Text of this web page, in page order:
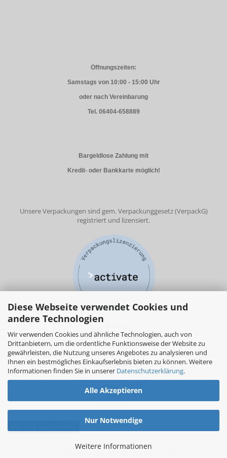
Diese Webseite verwendet Cookies und
andere Technologien
Wir verwenden Cookies und ähnliche Technologien, auch von
Drittanbietern, um die ordentliche Funktionsweise der Website zu
gewährleisten, die Nutzung unseres Angebotes zu analysieren und
Ihnen ein bestmögliches Einkaufserlebnis bieten zu können. Weitere
Informationen finden Sie in unserer Datenschutzerklärung.
Alle Akzeptieren
Nur Notwendige
Weitere Informationen
Öffnungszeiten:
Samstags von 10:00 - 15:00 Uhr
oder nach Vereinbarung
Tel. 06404-658889
Bargeldlose Zahlung mit
Kredit- oder Bankkarte möglich!
Unsere Verpackungen sind gem. Verpackunggesetz (VerpackG)
registriert und lizensiert.